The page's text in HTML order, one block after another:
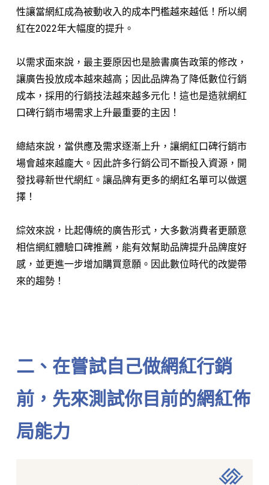
性讓當網紅成為被動收入的成本門檻越來越低！所以網
紅在2022年大幅度的提升。
以需求面來說，最主要原因也是臉書廣告政策的修改，
讓廣告投放成本越來越高；因此品牌為了降低數位行銷
成本，採用的行銷技法越來越多元化！這也是造就網紅
口碑行銷市場需求上升最重要的主因！
總結來說，當供應及需求逐漸上升，讓網紅口碑行銷市
場會越來越龐大。因此許多行銷公司不斷投入資源，開
發找尋新世代網紅。讓品牌有更多的網紅名單可以做選
擇！
綜效來說，比起傳統的廣告形式，大多數消費者更願意
相信網紅體驗口碑推薦，能有效幫助品牌提升品牌度好
感，並更進一步增加購買意願。因此數位時代的改變帶
來的趨勢！
二、在嘗試自己做網紅行銷
前，先來測試你目前的網紅佈
局能力